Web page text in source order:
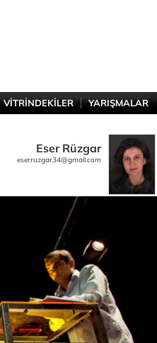
VİTRİNDEKİLER YARIŞMALAR
Eser Rüzgar
eserruzgar34@gmail.com